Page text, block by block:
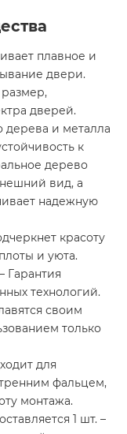
плавное и
двери.
размер,
дверей.
дерева и металла
к
дерево
вид, а
надежную
красоту
и уюта.
Гарантия
технологий.
своим
только
для
фальцем,
монтажа.
1 шт. –